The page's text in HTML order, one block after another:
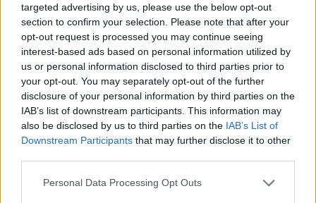
targeted advertising by us, please use the below opt-out
section to confirm your selection. Please note that after your
opt-out request is processed you may continue seeing
interest-based ads based on personal information utilized by
us or personal information disclosed to third parties prior to
your opt-out. You may separately opt-out of the further
disclosure of your personal information by third parties on the
IAB’s list of downstream participants. This information may
also be disclosed by us to third parties on the IAB’s List of
Downstream Participants that may further disclose it to other
Personal Data Processing Opt Outs
PLUS
Hva seilmakeren fortalte